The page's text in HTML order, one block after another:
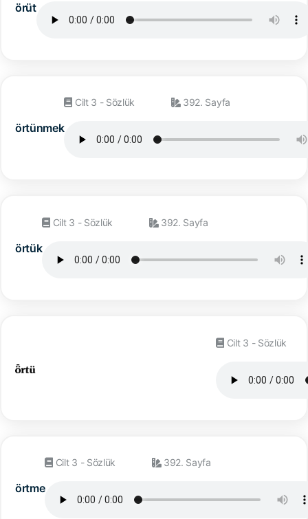
örüt
örtünmek
Cilt 3 - Sözlük 392. Sayfa
örtük
Cilt 3 - Sözlük 392. Sayfa
Cilt 3 - Sözlük
örtme
Cilt 3 - Sözlük 392. Sayfa